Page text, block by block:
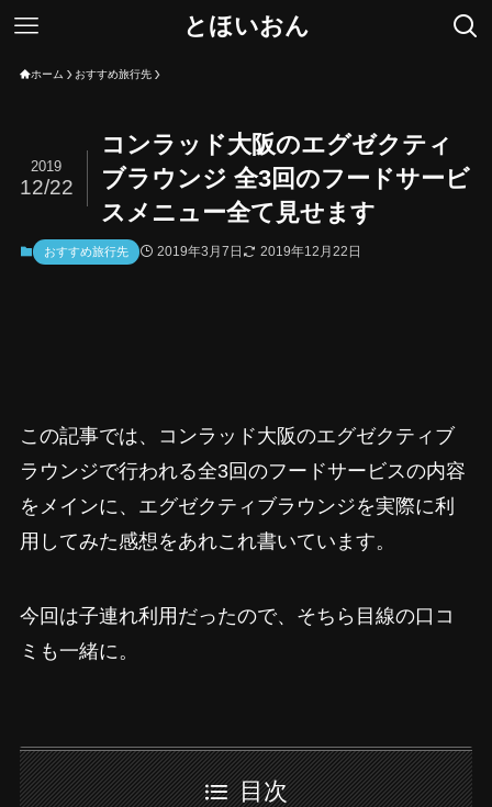
とほいおん
ホーム おすすめ旅行先
コンラッド大阪のエグゼクティ
ブラウンジ 全3回のフードサービ
スメニュー全て見せます
2019
12/22
おすすめ旅行先 2019年3月7日 2019年12月22日
この記事では、コンラッド大阪のエグゼクティブ
ラウンジで行われる全3回のフードサービスの内容
をメインに、エグゼクティブラウンジを実際に利
用してみた感想をあれこれ書いています。
今回は子連れ利用だったので、そちら目線の口コ
ミも一緒に。
目次